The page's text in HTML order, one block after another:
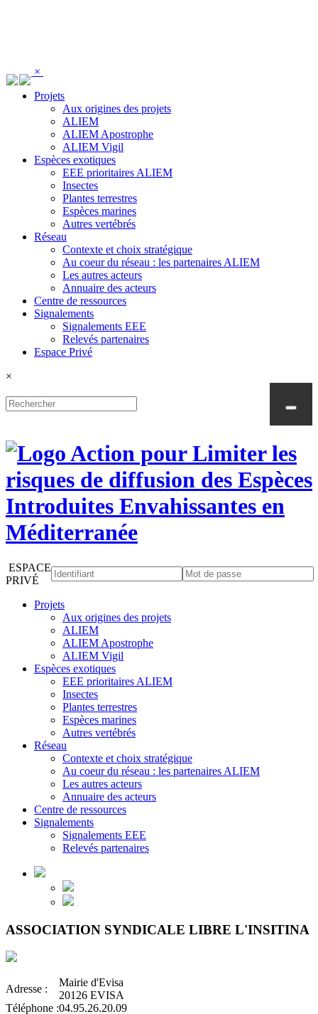
×
Projets
Aux origines des projets
ALIEM
ALIEM Apostrophe
ALIEM Vigil
Espèces exotiques
EEE prioritaires ALIEM
Insectes
Plantes terrestres
Espèces marines
Autres vertébrés
Réseau
Contexte et choix stratégique
Au coeur du réseau : les partenaires ALIEM
Les autres acteurs
Annuaire des acteurs
Centre de ressources
Signalements
Signalements EEE
Relevés partenaires
Espace Privé
×
ESPACE
PRIVÉ
Projets
Aux origines des projets
ALIEM
ALIEM Apostrophe
ALIEM Vigil
Espèces exotiques
EEE prioritaires ALIEM
Insectes
Plantes terrestres
Espèces marines
Autres vertébrés
Réseau
Contexte et choix stratégique
Au coeur du réseau : les partenaires ALIEM
Les autres acteurs
Annuaire des acteurs
Centre de ressources
Signalements
Signalements EEE
Relevés partenaires
ASSOCIATION SYNDICALE LIBRE L'INSITINA
Adresse :
Mairie d'Evisa
20126 EVISA
Téléphone :04.95.26.20.09